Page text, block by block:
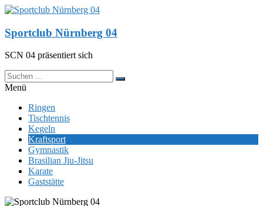
Zum
springen
Sportclub Nürnberg 04
SCN 04 präsentiert sich
Menü
Ringen
Tischtennis
Kegeln
Kraftsport
Gymnastik
Brasilian Jiu-Jitsu
Karate
Gaststätte